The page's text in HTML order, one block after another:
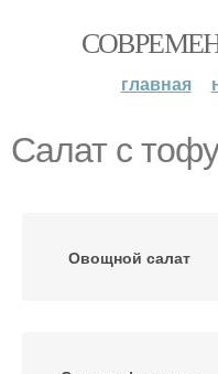
главная
Салат с тофу
Овощной салат